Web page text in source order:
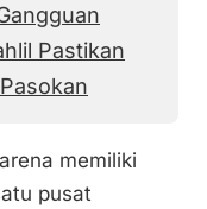
Pastikan
memiliki
pusat